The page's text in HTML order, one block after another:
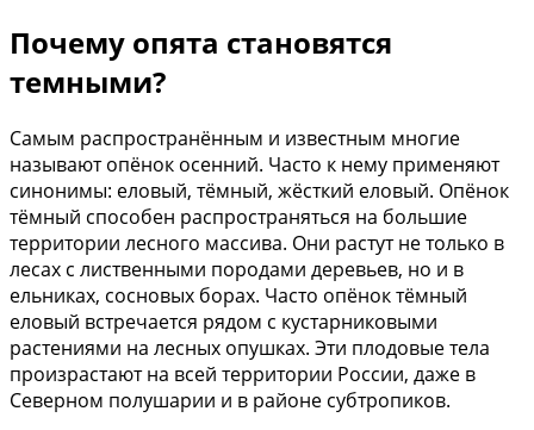
Почему опята становятся
темными?
Самым распространённым и известным многие
называют опёнок осенний. Часто к нему применяют
синонимы: еловый, тёмный, жёсткий еловый. Опёнок
тёмный способен распространяться на большие
территории лесного массива. Они растут не только в
лесах с лиственными породами деревьев, но и в
ельниках, сосновых борах. Часто опёнок тёмный
еловый встречается рядом с кустарниковыми
растениями на лесных опушках. Эти плодовые тела
произрастают на всей территории России, даже в
Северном полушарии и в районе субтропиков.